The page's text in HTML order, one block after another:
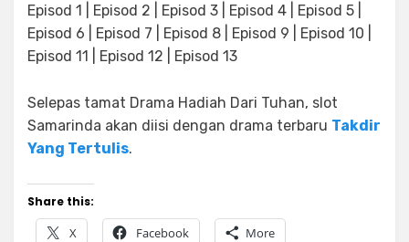
Episod 1 | Episod 2 | Episod 3 | Episod 4 | Episod 5 |
Episod 6 | Episod 7 | Episod 8 | Episod 9 | Episod 10 |
Episod 11 | Episod 12 | Episod 13
Selepas tamat Drama Hadiah Dari Tuhan, slot
Samarinda akan diisi dengan drama terbaru Takdir
Yang Tertulis.
Share this:
X Facebook More